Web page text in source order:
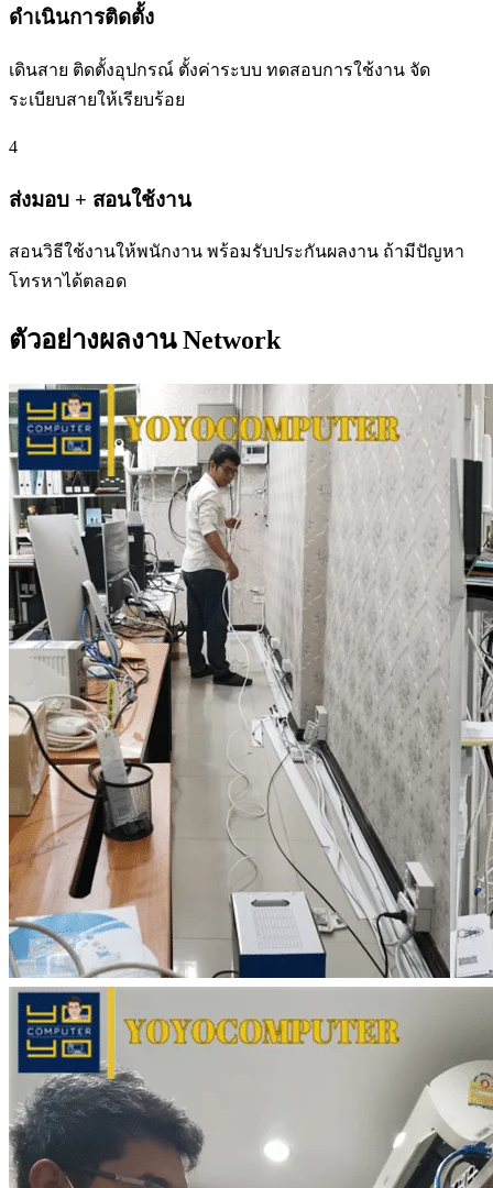
ดำเนินการติดตั้ง
เดินสาย ติดตั้งอุปกรณ์ ตั้งค่าระบบ ทดสอบการใช้งาน จัด
ระเบียบสายให้เรียบร้อย
4
ส่งมอบ + สอนใช้งาน
สอนวิธีใช้งานให้พนักงาน พร้อมรับประกันผลงาน ถ้ามีปัญหา
โทรหาได้ตลอด
ตัวอย่างผลงาน Network